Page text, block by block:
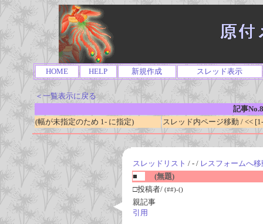
HOME HELP 新規作成 スレッド表示
＜一覧表示に戻る
記事
(幅が未指定のため 1- に指定)
スレッド内ページ移動 / <<
スレッドリスト / - / レスフォームへ移
■
(無題)
□投稿者/ (##)-()
親記事
引用